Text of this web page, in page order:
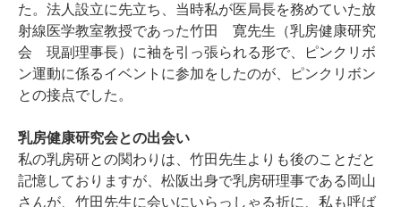
た。法人設立に先立ち、当時私が医局長を務めていた放
射線医学教室教授であった竹田 寛先生（乳房健康研究
会 現副理事長）に袖を引っ張られる形で、ピンクリボ
ン運動に係るイベントに参加をしたのが、ピンクリボン
との接点でした。
乳房健康研究会との出会い
私の乳房研との関わりは、竹田先生よりも後のことだと
記憶しておりますが、松阪出身で乳房研理事である岡山
さんが、竹田先生に会いにいらっしゃる折に、私も呼ば